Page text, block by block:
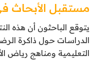
مستقبل الأبحاث
يتوقع الباحثون أن هذه
الدراسات حول ذاكرة
التعليمية ومناهج رياض